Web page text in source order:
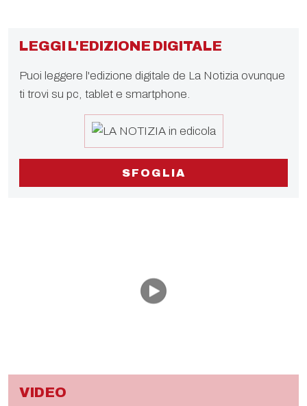
LEGGI L'EDIZIONE DIGITALE
Puoi leggere l'edizione digitale de La Notizia ovunque
ti trovi su pc, tablet e smartphone.
SFOGLIA
VIDEO